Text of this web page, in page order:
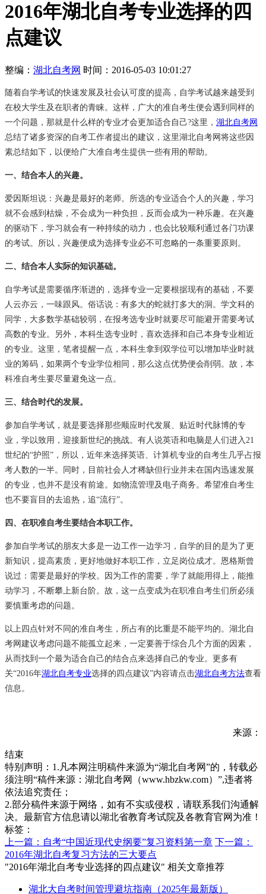
2016年湖北自考专业选择的四
点建议
整编： 湖北自考网 时间：2016-05-03 10:01:27
随着自学考试的快速发展及社会认可度的提高， 自学考试越来越受到
在校大学生及在职者的青睐。这样，广大的准自考生便会遇到同样的
一个问题，那就是什么样的专业才会更加适合自己?这里， 湖北自考网
总结了诸多资深的自考工作者提出的建议，这里湖北自考网将这些因
素总结如下，以便给广大准自考生提供一些有用的帮助。
一、结合本人的兴趣。
爱因斯坦说：兴趣是最好的老师。所选的专业适合个人的兴趣，学习
就不会感到枯燥，不会成为一种负担，反而会成为一种乐趣。在兴趣
的驱动下，学习就会有一种持续的动力，也会比较顺利通过各门功课
的考试。所以，兴趣便成为选择专业必不可忽略的一条重要原则。
二、结合本人实际的知识基础。
自学考试是需要循序渐进的，选择专业一定要根据现有的基础，不要
人云亦云，一味跟风。俗话说：有多大的蛇就打多大的洞。学文科的
同学，大多数学基础较弱，在报考选专业时就要尽可能避开需要考试
高数的专业。另外，本科生选专业时，喜欢选择和自己本身专业相近
的专业。这里，笔者提醒一点，本科生拿到双学位可以增加毕业时就
业的筹码，如果两个专业学位相同，那么这点优势便会削弱。故，本
科准自考生要尽量避免这一点。
三、结合时代的发展。
参加 自学考试 ，就是要选择那些顺应时代发展、贴近时代脉博的专
业，学以致用，迎接新世纪的挑战。有人说英语和电脑是人们进入21
世纪的“护照”，所以，近年来选择英语、计算机专业的自考生几乎占报
考人数的一半。同时，目前社会人才稀缺但行业并未在国内迅速发展
的专业，也并不是没有前途。如物流管理及电子商务。希望准自考生
也不要盲目的去追热，追“流行”。
四、在职准自考生要结合本职工作。
参加 自学考试的朋友大多是一边工作一边学习，自学的目的是为了更
新知识，提高素质，更好地做好本职工作，立足岗位成才。恩格斯曾
说过：需要是最好的学校。因为工作的需要，学了就能用得上，能推
动学习，不断攀上新台阶。故，这一点变成为在职准自考生们所必须
要慎重考虑的问题。
以上四点针对不同的准自考生，所占有的比重是不能平均的。湖北自
考网建议考虑问题不能孤立起来，一定要善于综合几个方面的因素，
从而找到一个最为适合自己的结合点来选择自己的专业。更多有
关“2016年湖北自考专业选择的四点建议”内容请点击湖北自考方法查看
信息。
来源：
结束
特别声明：1.凡本网注明稿件来源为“湖北自考网”的，转载必
须注明“稿件来源：湖北自考网（www.hbzkw.com）”,违者将
依法追究责任；
2.部分稿件来源于网络，如有不实或侵权，请联系我们沟通解
决。最新官方信息请以湖北省教育考试院及各教育官网为准！
标签：
上一篇：自考“中国近现代史纲要”复习资料第一章 下一篇：
2016年湖北自考复习方法的三大要点
"2016年湖北自考专业选择的四点建议" 相关文章推荐
湖北大自考时间管理避坑指南（2025年最新版）